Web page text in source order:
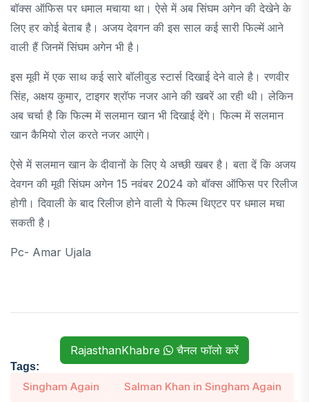
बॉक्स ऑफिस पर धमाल मचाया था। ऐसे में अब सिंघम अगेन की देखेने के
लिए हर कोई बेताब है। अजय देवगन की इस साल कई सारी फिल्में आने
वाली हैं जिनमें सिंघम अगेन भी है।
इस मूवी में एक साथ कई सारे बॉलीवुड स्टार्स दिखाई देने वाले है। रणवीर
सिंह, अक्षय कुमार, टाइगर श्रॉफ नजर आने की खबरें आ रही थी। लेकिन
अब चर्चा है कि फिल्म में सलमान खान भी दिखाई देंगे। फिल्म में सलमान
खान कैमियो रोल करते नजर आएंगे।
ऐसे में सलमान खान के दीवानों के लिए ये अच्छी खबर है। बता दें कि अजय
देवगन की मूवी सिंघम अगेन 15 नवंबर 2024 को बॉक्स ऑफिस पर रिलीज
होगी। दिवाली के बाद रिलीज होने वाली ये फिल्म थिएटर पर धमाल मचा
सकती है।
Pc- Amar Ujala
RajasthanKhabre चैनल फॉलो करें
Tags:
Singham Again Salman Khan in Singham Again